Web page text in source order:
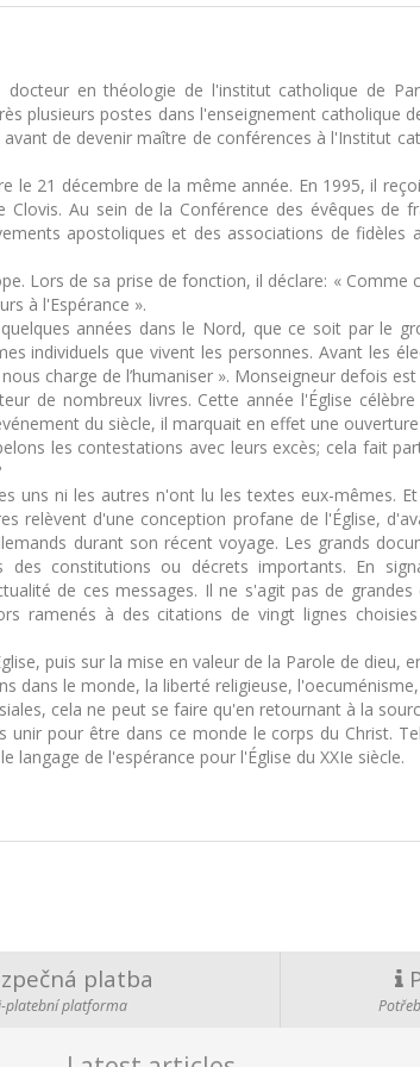
en théologie de l'institut catholique de
plusieurs postes dans l'enseignement catholique
de devenir maître de conférences à l'Institut
21 décembre de la même année. En 1995, il
Au sein de la Conférence des évêques de
apostoliques et des associations de fidèles
Lors de sa prise de fonction, il déclare: « Comme
à l'Espérance ».
années dans le Nord, que ce soit par le
individuels que vivent les personnes. Avant les
charge de l’humaniser ». Monseigneur defois est
de nombreux livres. Cette année l'Église
du siècle, il marquait en effet une
les contestations avec leurs excès; cela fait
ni les autres n'ont lu les textes eux-mêmes.
relèvent d'une conception profane de l'Église,
durant son récent voyage. Les grands
constitutions ou décrets importants. En
de ces messages. Il ne s'agit pas de
ramenés à des citations de vingt lignes
puis sur la mise en valeur de la Parole de dieu,
dans le monde, la liberté religieuse,
cela ne peut se faire qu'en retournant à la
pour être dans ce monde le corps du Christ.
de l'espérance pour l'Église du XXIe siècle.
platba
platební platforma